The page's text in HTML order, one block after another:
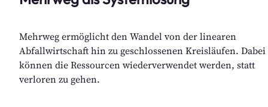
Mehrweg ermöglicht den Wandel von der linearen
Abfallwirtschaft hin zu geschlossenen Kreisläufen. Dabei
können die Ressourcen wiederverwendet werden, statt
verloren zu gehen.